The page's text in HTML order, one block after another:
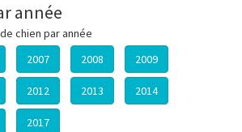
année
chien par année
2007 2008 2009
2012 2013 2014
2017